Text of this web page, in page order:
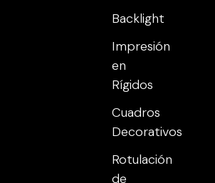
Backlight
Impresión
en
Rígidos
Cuadros
Decorativos
Rotulación
de